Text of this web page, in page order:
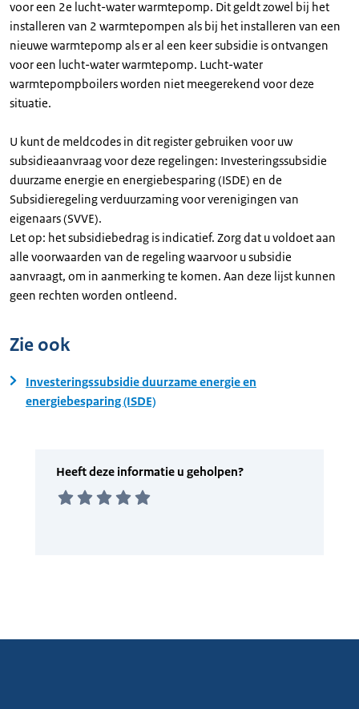
voor een 2e lucht-water warmtepomp. Dit geldt zowel bij het
installeren van 2 warmtepompen als bij het installeren van een
nieuwe warmtepomp als er al een keer subsidie is ontvangen
voor een lucht-water warmtepomp. Lucht-water
warmtepompboilers worden niet meegerekend voor deze
situatie.
U kunt de meldcodes in dit register gebruiken voor uw
subsidieaanvraag voor deze regelingen: Investeringssubsidie
duurzame energie en energiebesparing (ISDE) en de
Subsidieregeling verduurzaming voor verenigingen van
eigenaars (SVVE).
Let op: het subsidiebedrag is indicatief. Zorg dat u voldoet aan
alle voorwaarden van de regeling waarvoor u subsidie
aanvraagt, om in aanmerking te komen. Aan deze lijst kunnen
geen rechten worden ontleend.
Zie ook
Investeringssubsidie duurzame energie en
energiebesparing (ISDE)